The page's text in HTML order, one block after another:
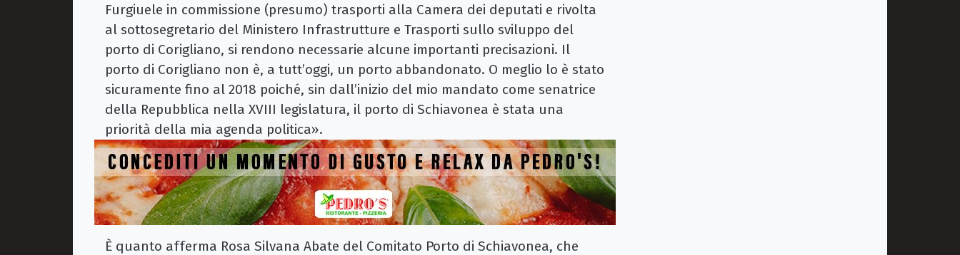
Furgiuele in commissione (presumo) trasporti alla Camera dei deputati e rivolta
al sottosegretario del Ministero Infrastrutture e Trasporti sullo sviluppo del
porto di Corigliano, si rendono necessarie alcune importanti precisazioni. Il
porto di Corigliano non è, a tutt’oggi, un porto abbandonato. O meglio lo è stato
sicuramente fino al 2018 poiché, sin dall’inizio del mio mandato come senatrice
della Repubblica nella XVIII legislatura, il porto di Schiavonea è stata una
priorità della mia agenda politica».
È quanto afferma Rosa Silvana Abate del Comitato Porto di Schiavonea, che